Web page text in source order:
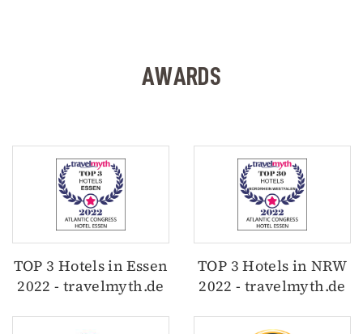
AWARDS
TOP 3 Hotels in Essen
2022 - travelmyth.de
TOP 3 Hotels in NRW
2022 - travelmyth.de